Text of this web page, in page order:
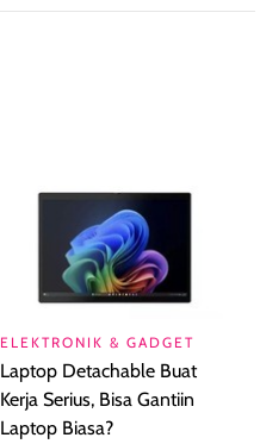
ELEKTRONIK & GADGET
Laptop Detachable Buat
Kerja Serius, Bisa Gantiin
Laptop Biasa?